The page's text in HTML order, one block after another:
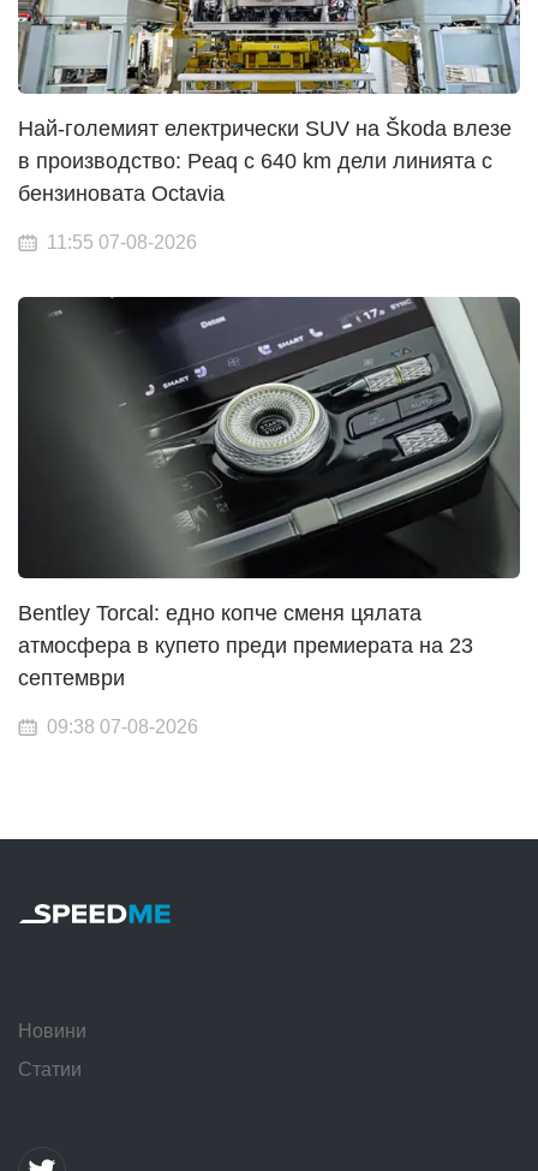
Най-големият електрически SUV на Škoda влезе
в производство: Peaq с 640 km дели линията с
бензиновата Octavia
11:55 07-08-2026
Bentley Torcal: едно копче сменя цялата
атмосфера в купето преди премиерата на 23
септември
09:38 07-08-2026
Новини
Статии